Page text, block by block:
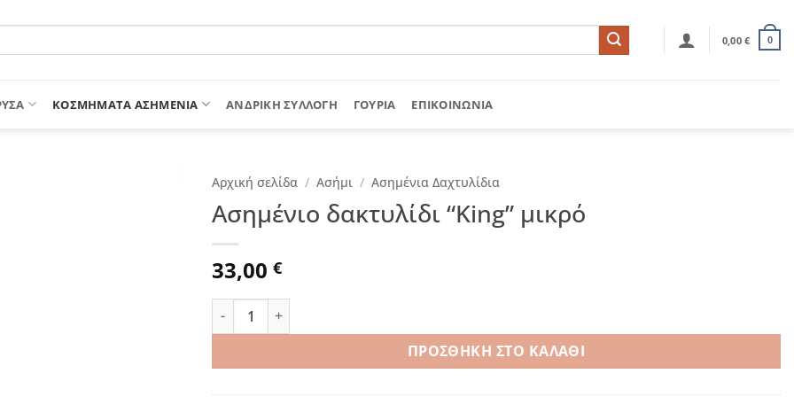
0,00€ 0
ΚΟΣΜΗΜΑΤΑ ΑΣΗΜΕΝΙΑ ΑΝΔΡΙΚΉ ΣΥΛΛΟΓΉ ΓΟΎΡΙΑ ΕΠΙΚΟΙΝΩΝΊΑ
Αρχική σελίδα / Ασήμι / Ασημένια Δαχτυλίδια
Ασημένιο δακτυλίδι “King” μικρό
33,00 €
Ασημένιο δακτυλίδι “King” μικρό ποσότητα
ΠΡΟΣΘΉΚΗ ΣΤΟ ΚΑΛΆΘΙ